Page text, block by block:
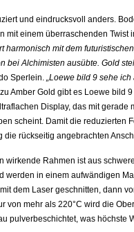
und eindrucksvoll anders.
mit einem überraschenden Twist
harmonisch mit dem
bei Alchimisten ausübte. Gold
Sperlein. „Loewe bild 9 sehe ich
Amber Gold gibt es Loewe bild
Display, das mit
scheint. Damit die reduzierten
die rückseitig angebrachten
wirkende Rahmen ist aus
werden in einem aufwändigen
dem Laser geschnitten, dann
von mehr als 220°C wird die
pulverbeschichtet, was höchste